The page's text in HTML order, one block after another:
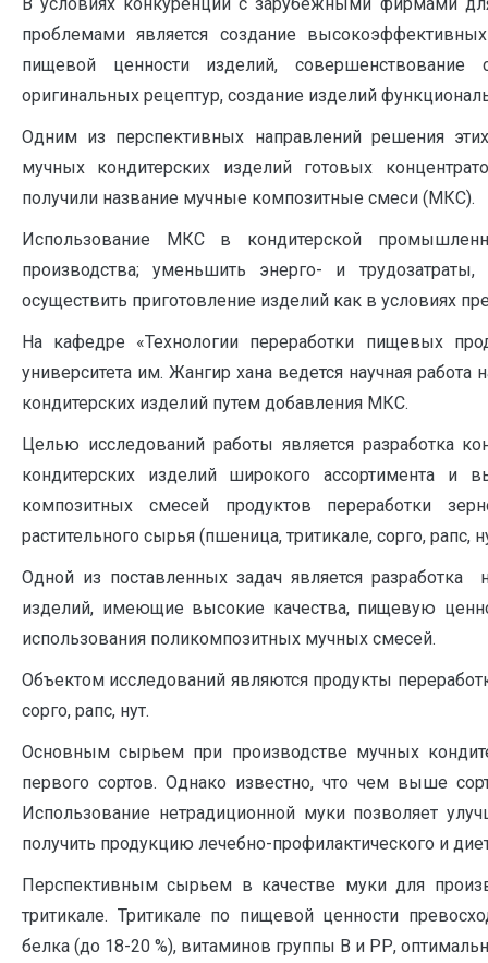
проблемами является создание
пищевой ценности изделий, совершенствование
оригинальных рецептур, создание изделий
Одним из перспективных направлений решения
мучных кондитерских изделий готовых
получили название мучные композитные смеси (МКС).
Использование МКС в кондитерской
производства; уменьшить энерго- и трудозатраты,
осуществить приготовление изделий как в условиях
На кафедре «Технологии переработки пищевых
университета им. Жангир хана ведется научная
кондитерских изделий путем добавления МКС.
Целью исследований работы является разработка
кондитерских изделий широкого ассортимента и
композитных смесей продуктов переработки
растительного сырья (пшеница, тритикале, сорго, рапс,
Одной из поставленных задач является разработка
изделий, имеющие высокие качества, пищевую
использования поликомпозитных мучных смесей.
Объектом исследований являются продукты
сорго, рапс, нут.
Основным сырьем при производстве мучных
первого сортов. Однако известно, что чем выше
Использование нетрадиционной муки позволяет
получить продукцию лечебно-профилактического и
Перспективным сырьем в качестве муки для
тритикале. Тритикале по пищевой ценности
белка (до 18-20 %), витаминов группы В и РР,